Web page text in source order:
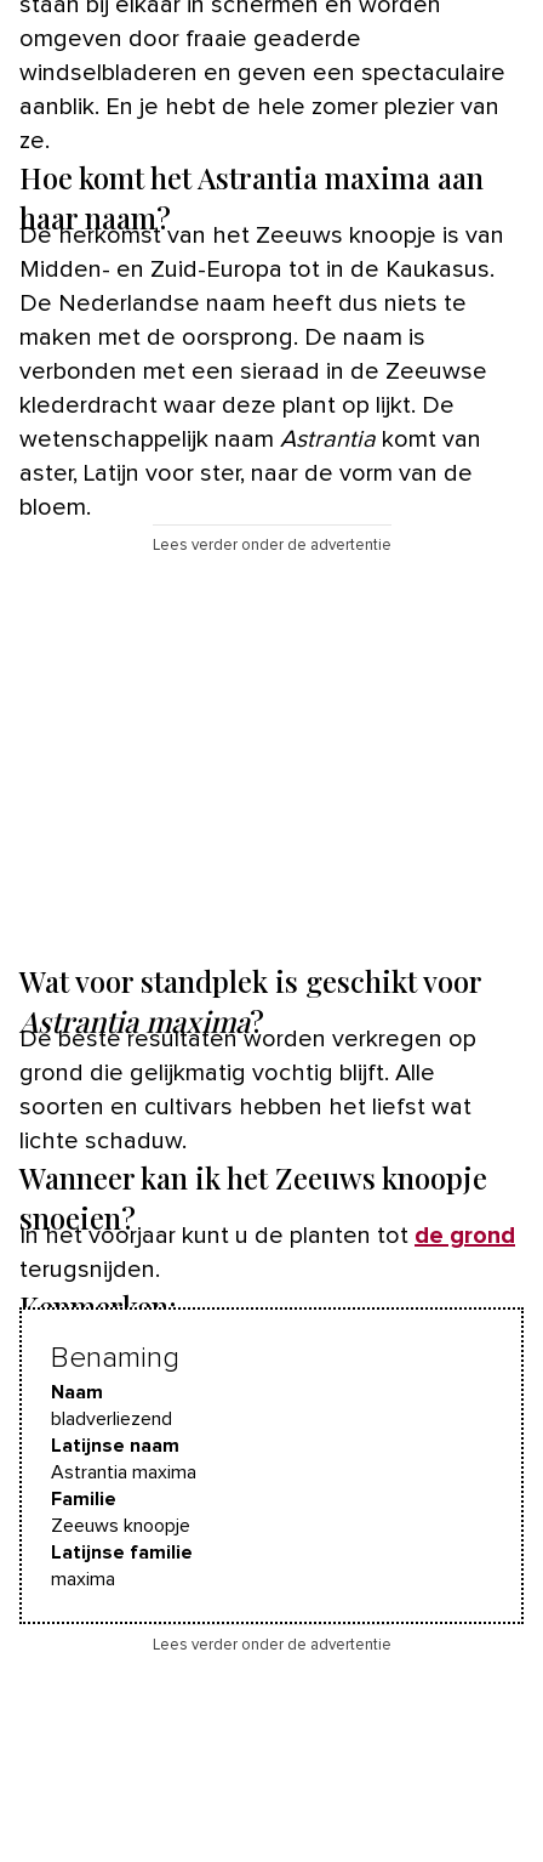
staan bij elkaar in schermen en worden
omgeven door fraaie geaderde
windselbladeren en geven een spectaculaire
aanblik. En je hebt de hele zomer plezier van
ze.
Hoe komt het Astrantia maxima aan
haar naam?
De herkomst van het Zeeuws knoopje is van
Midden- en Zuid-Europa tot in de Kaukasus.
De Nederlandse naam heeft dus niets te
maken met de oorsprong. De naam is
verbonden met een sieraad in de Zeeuwse
klederdracht waar deze plant op lijkt. De
wetenschappelijk naam Astrantia komt van
aster, Latijn voor ster, naar de vorm van de
bloem.
Lees verder onder de advertentie
Wat voor standplek is geschikt voor
Astrantia maxima?
De beste resultaten worden verkregen op
grond die gelijkmatig vochtig blijft. Alle
soorten en cultivars hebben het liefst wat
lichte schaduw.
Wanneer kan ik het Zeeuws knoopje
snoeien?
In het voorjaar kunt u de planten tot de grond
terugsnijden.
Kenmerken:
Benaming
Naam
bladverliezend
Latijnse naam
Astrantia maxima
Familie
Zeeuws knoopje
Latijnse familie
maxima
Lees verder onder de advertentie